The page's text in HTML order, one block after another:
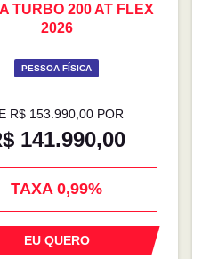
TURBO 200 AT FLEX
2026
PESSOA FÍSICA
R$ 153.990,00 POR
141.990,00
SEU USADO NA
TROCA
EU QUERO